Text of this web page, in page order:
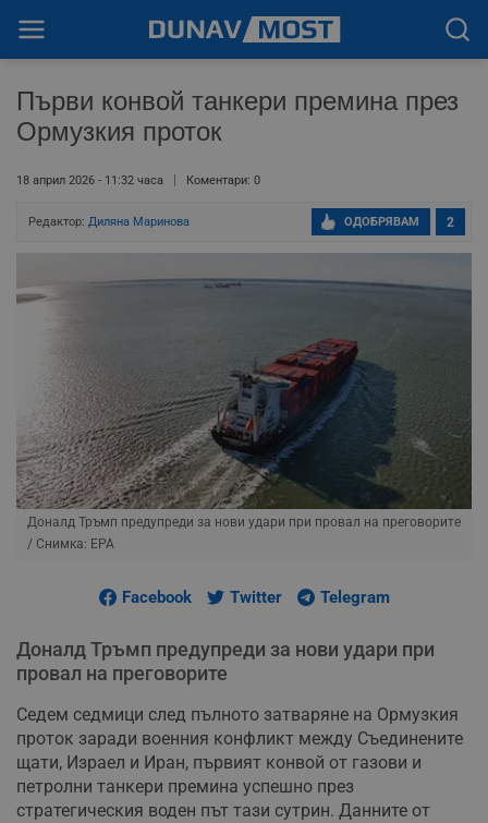
Първи конвой танкери премина през
Ормузкия проток
18 април 2026 - 11:32 часа Коментари: 0
Редактор: Диляна Маринова 2
ОДОБРЯВАМ
Доналд Тръмп предупреди за нови удари при провал на преговорите
/ Снимка: ЕPA
Facebook Twitter Telegram
Доналд Тръмп предупреди за нови удари при
провал на преговорите
Седем седмици след пълното затваряне на Ормузкия
проток заради военния конфликт между Съединените
щати, Израел и Иран, първият конвой от газови и
петролни танкери премина успешно през
стратегическия воден път тази сутрин. Данните от